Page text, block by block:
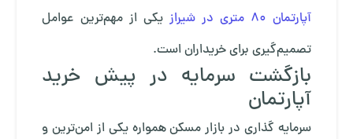
آپارتمان 80 متری در شیراز
یکی از مهم‌ترین عوامل
تصمیم‌گیری برای خریداران است.
بازگشت سرمایه در پیش خرید
آپارتمان
سرمایه‌ گذاری در بازار مسکن همواره یکی از امن‌ترین و